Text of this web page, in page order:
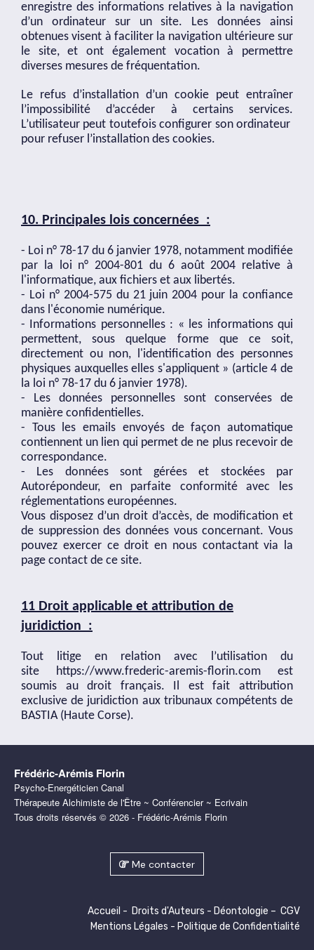
enregistre des informations relatives à la navigation
d’un ordinateur sur un site. Les données ainsi
obtenues visent à faciliter la navigation ultérieure sur
le site, et ont également vocation à permettre
diverses mesures de fréquentation.
Le refus d’installation d’un cookie peut entraîner
l’impossibilité d’accéder à certains services.
L’utilisateur peut toutefois configurer son ordinateur
pour refuser l’installation des cookies.
10. Principales lois concernées :
- Loi n° 78-17 du 6 janvier 1978, notamment modifiée
par la loi n° 2004-801 du 6 août 2004 relative à
l'informatique, aux fichiers et aux libertés.
- Loi n° 2004-575 du 21 juin 2004 pour la confiance
dans l'économie numérique.
- Informations personnelles : « les informations qui
permettent, sous quelque forme que ce soit,
directement ou non, l'identification des personnes
physiques auxquelles elles s'appliquent » (article 4 de
la loi n° 78-17 du 6 janvier 1978).
- Les données personnelles sont conservées de
manière confidentielles.
- Tous les emails envoyés de façon automatique
contiennent un lien qui permet de ne plus recevoir de
correspondance.
- Les données sont gérées et stockées par
Autorépondeur, en parfaite conformité avec les
réglementations européennes.
Vous disposez d’un droit d’accès, de modification et
de suppression des données vous concernant. Vous
pouvez exercer ce droit en nous contactant via la
page contact de ce site.
11 Droit applicable et attribution de
juridiction :
Tout litige en relation avec l’utilisation du
site https://www.frederic-aremis-florin.com est
soumis au droit français. Il est fait attribution
exclusive de juridiction aux tribunaux compétents de
BASTIA (Haute Corse).
Frédéric-Arémis Florin
Psycho-Energéticien Canal
Thérapeute Alchimiste de l'Être ~ Conférencier ~ Ecrivain
Tous droits réservés © 2026 - Frédéric-Arémis Florin
Me contacter
Accueil - Droits d'Auteurs - Déontologie – CGV
Mentions Légales - Politique de Confidentialité